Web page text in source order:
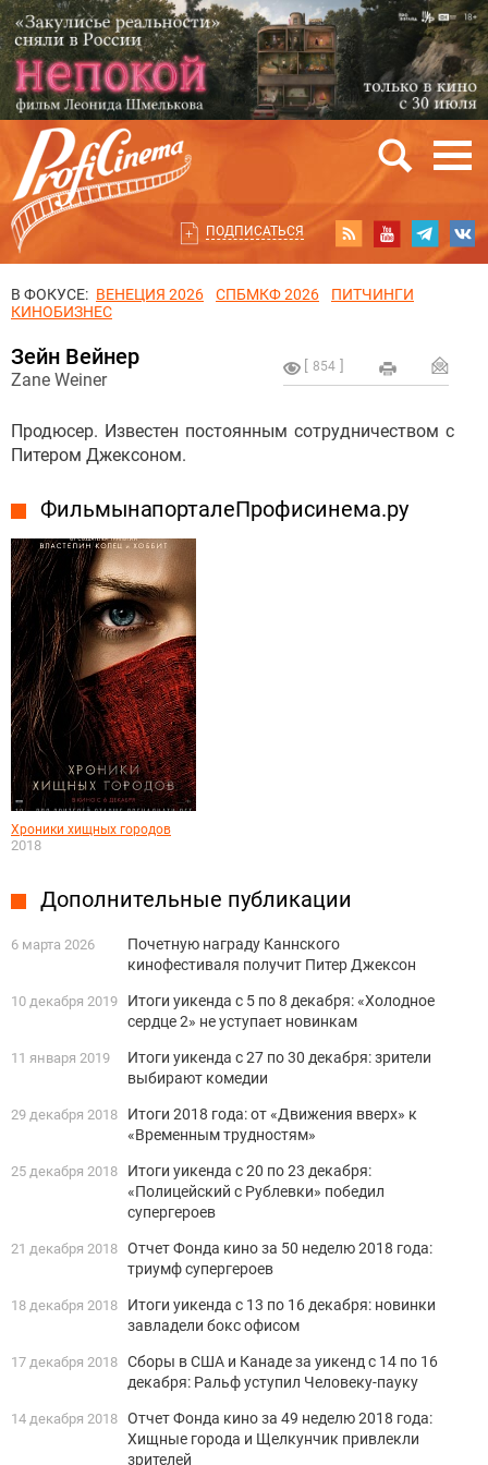
ПОДПИСАТЬСЯ
В ФОКУСЕ: ВЕНЕЦИЯ 2026 СПБМКФ 2026
ПИТЧИНГИ
КИНОБИЗНЕС
854
Зейн Вейнер
Zane Weiner
Продюсер. Известен постоянным сотрудничеством с
Питером Джексоном.
Фильмы на портале Профисинема.ру
Хроники хищных городов
2018
Дополнительные публикации
6 марта 2026
Почетную награду Каннского
кинофестиваля получит Питер Джексон
10 декабря 2019
Итоги уикенда с 5 по 8 декабря: «Холодное
сердце 2» не уступает новинкам
11 января 2019
Итоги уикенда с 27 по 30 декабря: зрители
выбирают комедии
29 декабря 2018
Итоги 2018 года: от «Движения вверх» к
«Временным трудностям»
25 декабря 2018
Итоги уикенда с 20 по 23 декабря:
«Полицейский с Рублевки» победил
супергероев
21 декабря 2018 Отчет Фонда кино за 50 неделю 2018 года:
триумф супергероев
18 декабря 2018
Итоги уикенда с 13 по 16 декабря: новинки
завладели бокс офисом
17 декабря 2018 Сборы в США и Канаде за уикенд с 14 по 16
декабря: Ральф уступил Человеку-пауку
14 декабря 2018 Отчет Фонда кино за 49 неделю 2018 года:
Хищные города и Щелкунчик привлекли
зрителей